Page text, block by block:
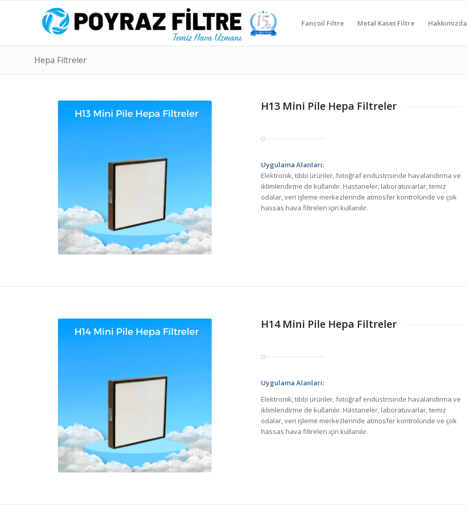
Fancoil Filtre Metal Kaset Filtre Hakkımızda
Hepa Filtreler
H13 Mini Pile Hepa Filtreler
Uygulama Alanları:
Elektronik, tıbbi ürünler, fotoğraf endüstrisinde havalandırma ve
iklimlendirme de kullanılır. Hastaneler, laboratuvarlar, temiz
odalar, veri işleme merkezlerinde atmosfer kontrolünde ve çok
hassas hava filtreleri için kullanılır.
H14 Mini Pile Hepa Filtreler
Uygulama Alanları:
Elektronik, tıbbi ürünler, fotoğraf endüstrisinde havalandırma ve
iklimlendirme de kullanılır. Hastaneler, laboratuvarlar, temiz
odalar, veri işleme merkezlerinde atmosfer kontrolünde ve çok
hassas hava filtreleri için kullanılır.